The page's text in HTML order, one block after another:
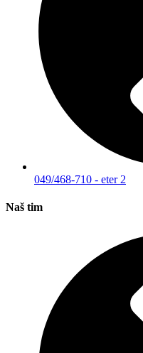
049/468-710 - eter 2
Naš tim